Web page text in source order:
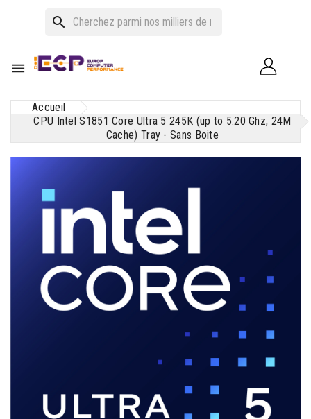
search

Accueil
CPU Intel S1851 Core Ultra 5 245K (up to 5.20 Ghz, 24M
Cache) Tray - Sans Boite